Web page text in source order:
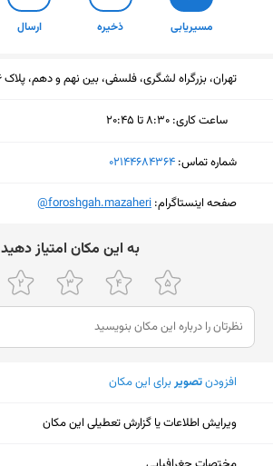
مسیریابی ذخیره ارسال
تهران، بزرگراه لشگری، فلسفی، بین نهم و دهم، پلاک 66 (کوی بیمه)
ساعت کاری: ۸:۳۰ تا ۲۰:۴۵
یکشنبه (امروز)
پنجشنبه
جمعه
شنبه
شماره تماس: ‎02144684364
صفحه اینستاگرام: ‎@foroshgah.mazaheri
ﺑﻪ اﯾﻦ ﻣﮑﺎن اﻣﺘﯿﺎز دﻫﯿﺪ
افزودنتصویربرای این مکان
ویرایش اطلاعات یا گزارش تعطیلی این مکان